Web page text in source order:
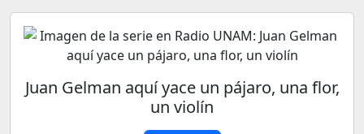
Juan Gelman aquí yace un pájaro, una flor,
un violín